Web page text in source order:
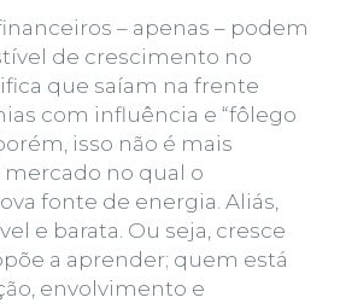
– apenas – podem
de crescimento no
que saíam na frente
com influência e “fôlego
isso não é mais
no qual o
fonte de energia. Aliás,
e barata. Ou seja, cresce
a aprender; quem está
envolvimento e